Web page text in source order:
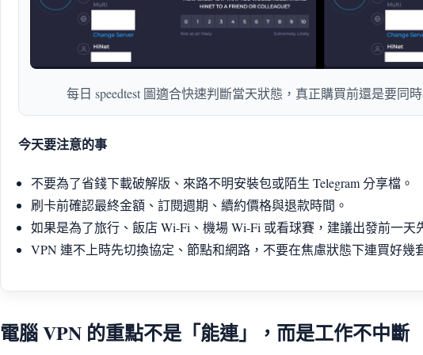
每日 speedtest 圖適合快速判斷當天狀態，真正購買前還是要同
今天要注意的事
不要為了省錢下載破解版、來路不明安裝包或陌生 Telegram 分享檔。
刷卡前確認最終金額、訂閱週期、續約價格與退款時間。
如果是為了旅行、飯店 Wi-Fi、機場 Wi-Fi 或看球賽，建議出發前一天
VPN 連不上時先切換協定、節點和網路，不要在焦慮狀態下連買好幾
電腦 VPN 的重點不是「能連」，而是工作不中斷